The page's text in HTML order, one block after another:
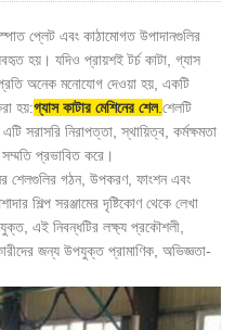
প্লেট এবং কাঠামোগত উপাদানগুলির
হয়। যদিও প্রায়শই টর্চ কাটা, গ্যাস
প্রতি অনেক মনোযোগ দেওয়া হয়, একটি
হয়:গ্যাস কাটার মেশিনের শেল শেলটি
সরাসরি নিরাপত্তা, স্থায়িত্ব, কর্মক্ষমতা
প্রভাবিত করে।
শেলগুলির গঠন, উপকরণ, ফাংশন এবং
শিল্প সরঞ্জামের দৃষ্টিকোণ থেকে লেখা
এই নিবন্ধটির লক্ষ্য প্রকৌশলী,
জন্য উপযুক্ত প্রামাণিক, অভিজ্ঞতা-